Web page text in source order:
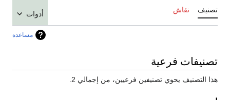
تصنيف نقاش أدوات
مساعدة
تصنيفات فرعية
هذا التصنيف يحوي تصنيفين فرعيين، من إجمالي 2.